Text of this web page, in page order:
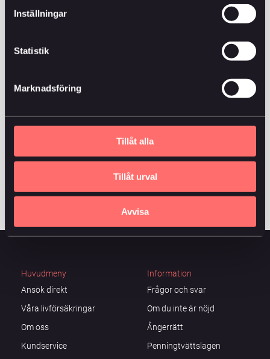
Inställningar
Statistik
Marknadsföring
Tillåt alla
Tillåt urval
Avvisa
Niclas har jobbat med pension och försäkring sedan
han tog sin universitetsexamen. Han är VD för Änkan
Huvudmeny
Ansök direkt
Våra livförsäkringar
Om oss
Kundservice
Information
Frågor och svar
Om du inte är nöjd
Ångerrätt
Penningtvättslagen